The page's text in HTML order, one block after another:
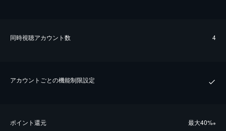
同時視聴アカウント数 4
アカウントごとの機能制限設定
ポイント還元 最⼤40%※